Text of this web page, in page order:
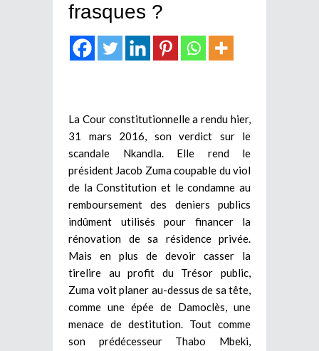
frasques ?
La Cour constitutionnelle a rendu hier,
31 mars 2016, son verdict sur le
scandale Nkandla. Elle rend le
président Jacob Zuma coupable du viol
de la Constitution et le condamne au
remboursement des deniers publics
indûment utilisés pour financer la
rénovation de sa résidence privée.
Mais en plus de devoir casser la
tirelire au profit du Trésor public,
Zuma voit planer au-dessus de sa tête,
comme une épée de Damoclès, une
menace de destitution. Tout comme
son prédécesseur Thabo Mbeki,